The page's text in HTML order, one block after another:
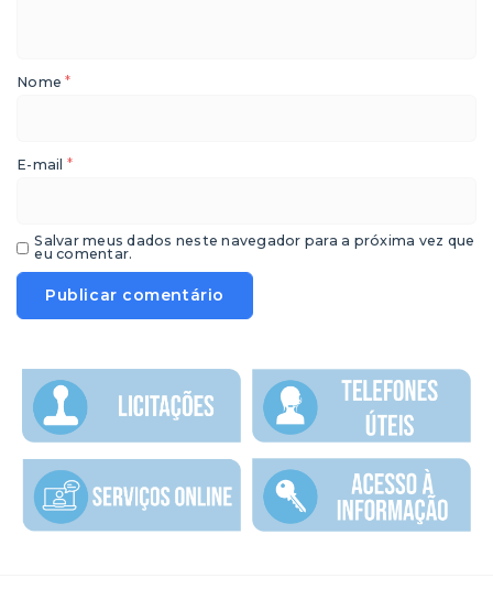
Nome*
E-mail *
Salvar meus dados neste navegador para a próxima vez que
eu comentar.